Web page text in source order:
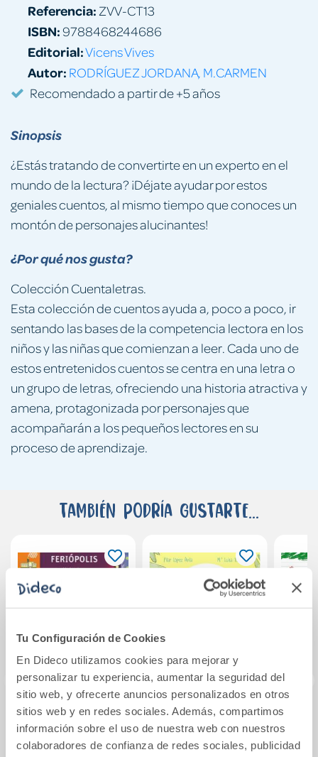
Tu Configuración de Cookies
En Dideco utilizamos cookies para mejorar y
personalizar tu experiencia, aumentar la seguridad del
sitio web, y ofrecerte anuncios personalizados en otros
sitios web y en redes sociales. Además, compartimos
información sobre el uso de nuestra web con nuestros
colaboradores de confianza de redes sociales, publicidad
Sinopsis
¿Estás tratando de convertirte en un experto en el
mundo de la lectura? ¡Déjate ayudar por estos
geniales cuentos, al mismo tiempo que conoces un
montón de personajes alucinantes!
¿Por qué nos gusta?
Colección Cuentaletras.
Esta colección de cuentos ayuda a, poco a poco, ir
sentando las bases de la competencia lectora en los
niños y las niñas que comienzan a leer. Cada uno de
estos entretenidos cuentos se centra en una letra o
un grupo de letras, ofreciendo una historia atractiva y
amena, protagonizada por personajes que
acompañarán a los pequeños lectores en su
proceso de aprendizaje.
Referencia: ZVV-CT13
ISBN:9788468244686
Editorial:Vicens Vives
Autor: RODRÍGUEZ JORDANA, M.CARMEN
Recomendado a partir de +5 años
También podría gustarte...
Feriópolis
Las divertidas
rimas de las letras